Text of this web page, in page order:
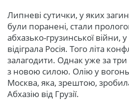
Липневі сутички, у яких
були поранені, стали
абхазько-грузинської війни,
відіграла Росія. Того літа
залагодити. Однак уже за три
з новою силою. Олію у
Москва, яка, зрештою,
Абхазію від Грузії.